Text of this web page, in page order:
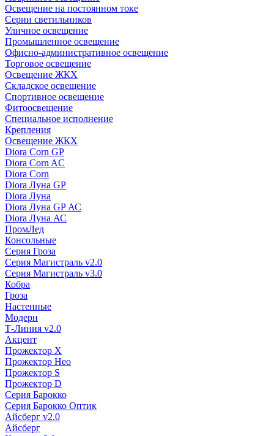
Освещение на постоянном токе
Серии светильников
Уличное освещение
Промышленное освещение
Офисно-административное освещение
Торговое освещение
Освещение ЖКХ
Складское освещение
Спортивное освещение
Фитоосвещение
Специальное исполнение
Крепления
Освещение ЖКХ
Diora Corn GP
Diora Corn AC
Diora Corn
Diora Луна GP
Diora Луна
Diora Луна GP АС
Diora Луна АС
ПромЛед
Консольные
Серия Гроза
Серия Магистраль v2.0
Серия Магистраль v3.0
Кобра
Гроза
Настенные
Модерн
Т-Линия v2.0
Акцент
Прожектор X
Прожектор Нео
Прожектор S
Прожектор D
Серия Барокко
Серия Барокко Оптик
Айсберг v2.0
Айсберг